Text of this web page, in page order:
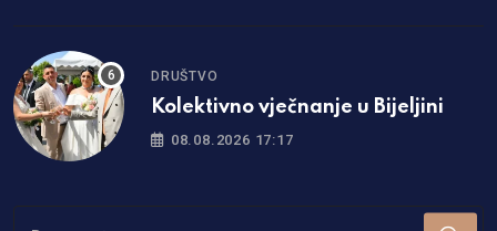
DRUŠTVO
Kolektivno vječnanje u Bijeljini
08.08.2026 17:17